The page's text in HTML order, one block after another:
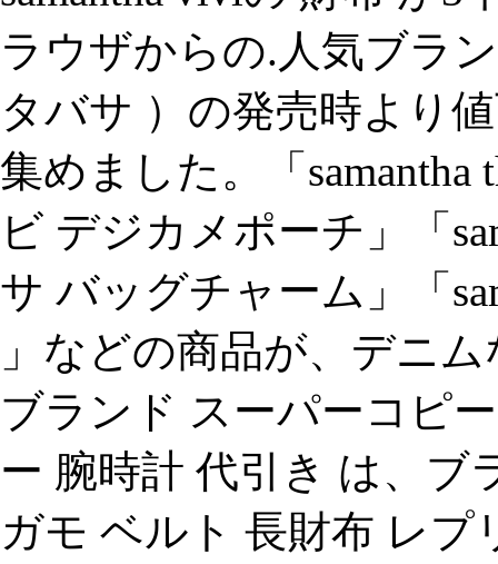
ラウザからの.人気ブラン
タバサ ）の発売時より
集めました。「
ビ デジカメポーチ」「
サ バッグチャーム」「
」などの商品が、デニ
ブランド スーパーコピ
ー 腕時計 代引き は、ブ
ガモ ベルト 長財布 レ